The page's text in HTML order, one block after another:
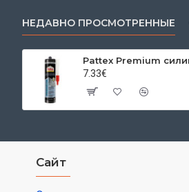
НЕДАВНО ПРОСМОТРЕННЫЕ
7.33€
Сайт